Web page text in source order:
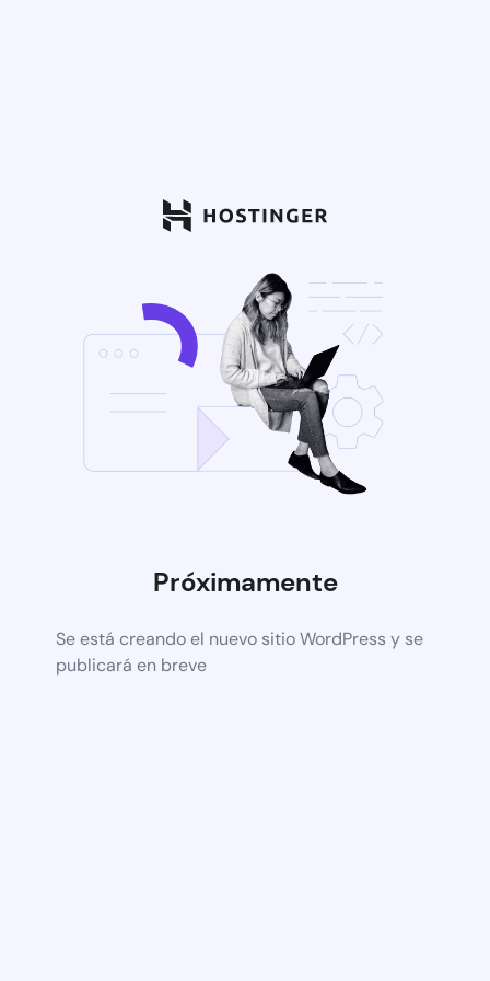
Próximamente
Se está creando el nuevo sitio WordPress y se
publicará en breve